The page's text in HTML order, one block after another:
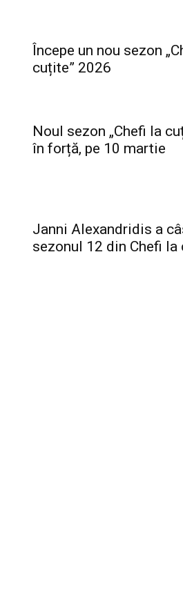
Începe un nou sezon
cuțite” 2026
Noul sezon „Chefi la
în forță, pe 10 martie
Janni Alexandridis a
sezonul 12 din Chefi la